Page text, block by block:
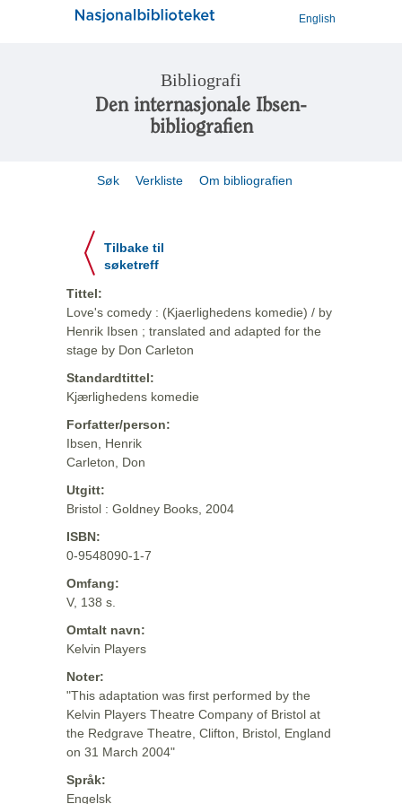
English
Bibliografi
Den internasjonale Ibsen-
bibliografien
Søk Verkliste Om bibliografien
Tilbake til
søketreff
Tittel:
Love's comedy : (Kjaerlighedens komedie) / by
Henrik Ibsen ; translated and adapted for the
stage by Don Carleton
Standardtittel:
Kjærlighedens komedie
Forfatter/person:
Ibsen, Henrik
Carleton, Don
Utgitt:
Bristol : Goldney Books, 2004
ISBN:
0-9548090-1-7
Omfang:
V, 138 s.
Omtalt navn:
Kelvin Players
Noter:
"This adaptation was first performed by the
Kelvin Players Theatre Company of Bristol at
the Redgrave Theatre, Clifton, Bristol, England
on 31 March 2004"
Språk:
Engelsk